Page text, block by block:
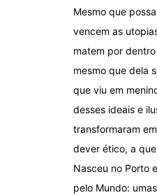
Mesmo que
vencem as
matem por
mesmo que dela
que viu em
desses ideais e
transformaram
dever ético, a que
Nasceu no Porto
pelo Mundo: